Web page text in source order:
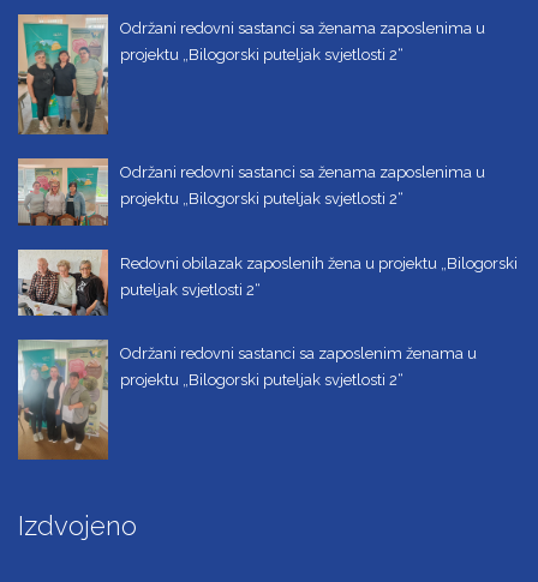
Održani redovni sastanci sa ženama zaposlenima u
projektu „Bilogorski puteljak svjetlosti 2“
Održani redovni sastanci sa ženama zaposlenima u
projektu „Bilogorski puteljak svjetlosti 2“
Redovni obilazak zaposlenih žena u projektu „Bilogorski
puteljak svjetlosti 2“
Održani redovni sastanci sa zaposlenim ženama u
projektu „Bilogorski puteljak svjetlosti 2“
Izdvojeno